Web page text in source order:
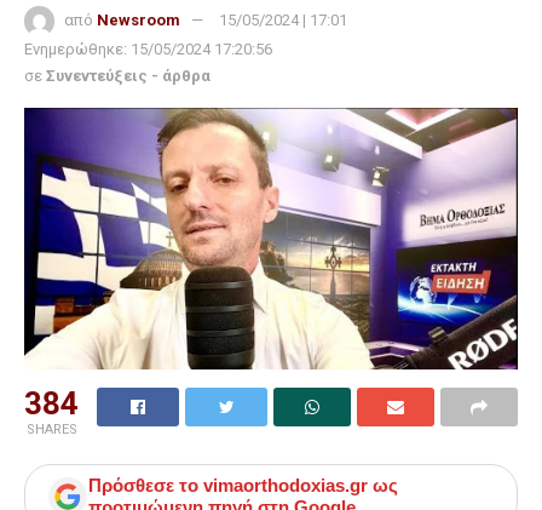
από Newsroom
15/05/2024 | 17:01
Ενημερώθηκε: 15/05/2024 17:20:56
σε Συνεντεύξεις - άρθρα
384
SHARES
Πρόσθεσε το vimaorthodoxias.gr ως